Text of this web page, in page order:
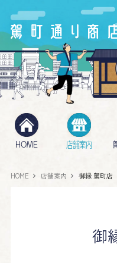
HOME 店舗案内
HOME 店舗案内 御縁 駕町店
御